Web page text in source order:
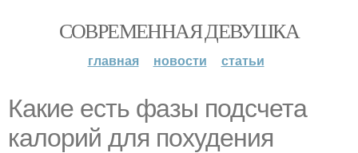
СОВРЕМЕННАЯ ДЕВУШКА
главная новости статьи
Какие есть фазы подсчета
калорий для похудения